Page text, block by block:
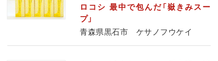
ロコシ 最中で包んだ「嶽きみスー
プ」
青森県黒石市 ケサノフウケイ